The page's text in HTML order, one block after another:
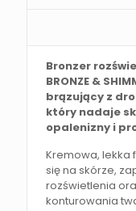
Bronzer
BRONZE &
brązujący z
który nadaje
opalenizny i
Kremowa, lekka
się na skórze,
rozświetlenia
konturowania